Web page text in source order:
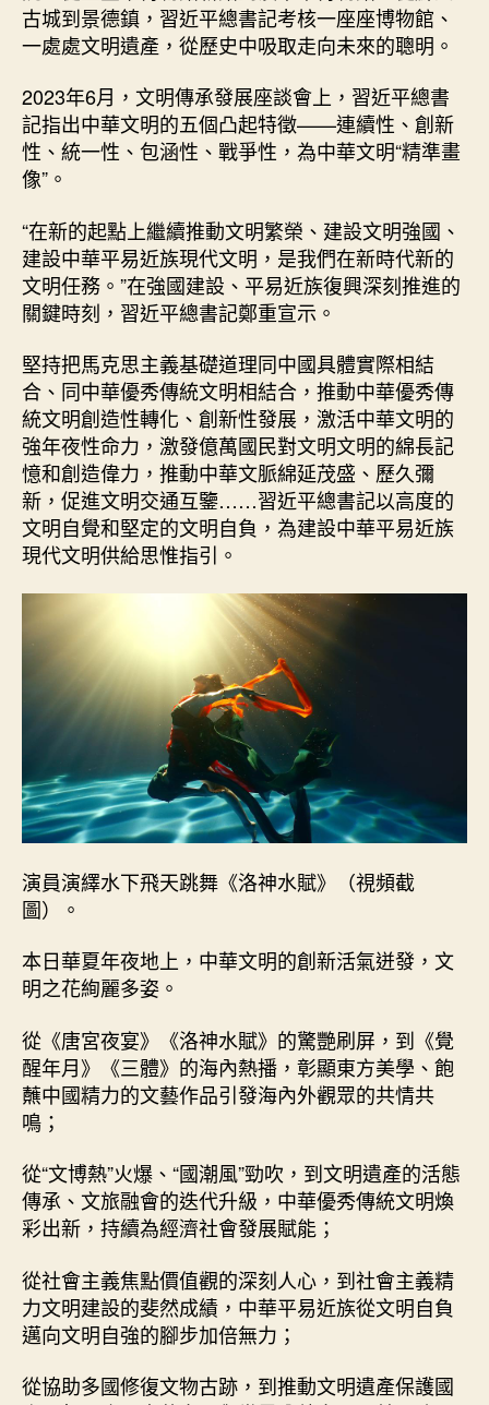
古城到景德鎮，習近平總書記考核一座座博物館、
一處處文明遺產，從歷史中吸取走向未來的聰明。
2023年6月，文明傳承發展座談會上，習近平總書
記指出中華文明的五個凸起特徵——連續性、創新
性、統一性、包涵性、戰爭性，為中華文明“精準畫
像”。
“在新的起點上繼續推動文明繁榮、建設文明強國、
建設中華平易近族現代文明，是我們在新時代新的
文明任務。”在強國建設、平易近族復興深刻推進的
關鍵時刻，習近平總書記鄭重宣示。
堅持把馬克思主義基礎道理同中國具體實際相結
合、同中華優秀傳統文明相結合，推動中華優秀傳
統文明創造性轉化、創新性發展，激活中華文明的
強年夜性命力，激發億萬國民對文明文明的綿長記
憶和創造偉力，推動中華文脈綿延茂盛、歷久彌
新，促進文明交通互鑒……習近平總書記以高度的
文明自覺和堅定的文明自負，為建設中華平易近族
現代文明供給思惟指引。
演員演繹水下飛天跳舞《洛神水賦》（視頻截
圖）。
本日華夏年夜地上，中華文明的創新活氣迸發，文
明之花絢麗多姿。
從《唐宮夜宴》《洛神水賦》的驚艷刷屏，到《覺
醒年月》《三體》的海內熱播，彰顯東方美學、飽
蘸中國精力的文藝作品引發海內外觀眾的共情共
鳴；
從“文博熱”火爆、“國潮風”勁吹，到文明遺產的活態
傳承、文旅融會的迭代升級，中華優秀傳統文明煥
彩出新，持續為經濟社會發展賦能；
從社會主義焦點價值觀的深刻人心，到社會主義精
力文明建設的斐然成績，中華平易近族從文明自負
邁向文明自強的腳步加倍無力；
從協助多國修復文物古跡，到推動文明遺產保護國